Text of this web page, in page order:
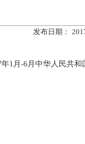
发布日期：
月-6月中华人民共和